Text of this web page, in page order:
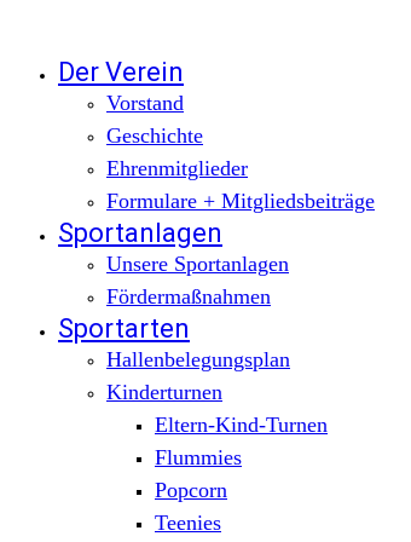
springenDer Verein
Vorstand
Geschichte
Ehrenmitglieder
Formulare + Mitgliedsbeiträge
Sportanlagen
Unsere Sportanlagen
Fördermaßnahmen
Sportarten
Hallenbelegungsplan
Kinderturnen
Eltern-Kind-Turnen
Flummies
Popcorn
Teenies